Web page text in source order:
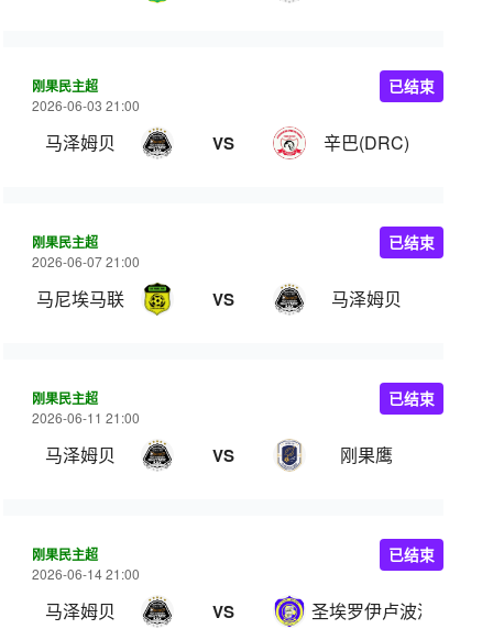
刚果民主超
2026-06-03 21:00
马泽姆贝 VS 辛巴(DRC)
已结束
刚果民主超
2026-06-07 21:00
马尼埃马联 VS 马泽姆贝
已结束
刚果民主超
2026-06-11 21:00
马泽姆贝 VS 刚果鹰
已结束
刚果民主超
2026-06-14 21:00
马泽姆贝 VS 圣埃罗伊卢波波
已结束